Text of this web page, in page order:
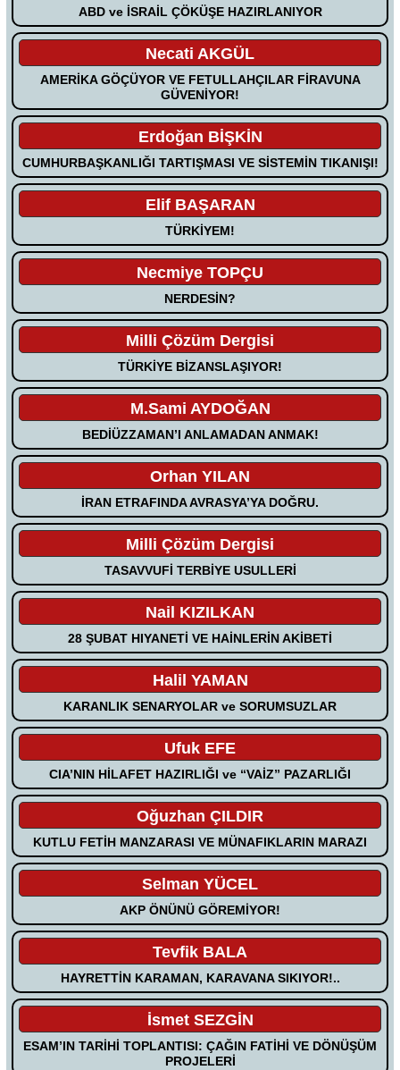
ABD ve İSRAİL ÇÖKÜŞE HAZIRLANIYOR
Necati AKGÜL
AMERİKA GÖÇÜYOR VE FETULLAHÇILAR FİRAVUNA
GÜVENİYOR!
Erdoğan BİŞKİN
CUMHURBAŞKANLIĞI TARTIŞMASI VE SİSTEMİN TIKANIŞI!
Elif BAŞARAN
TÜRKİYEM!
Necmiye TOPÇU
NERDESİN?
Milli Çözüm Dergisi
TÜRKİYE BİZANSLAŞIYOR!
M.Sami AYDOĞAN
BEDİÜZZAMAN’I ANLAMADAN ANMAK!
Orhan YILAN
İRAN ETRAFINDA AVRASYA’YA DOĞRU.
Milli Çözüm Dergisi
TASAVVUFİ TERBİYE USULLERİ
Nail KIZILKAN
28 ŞUBAT HIYANETİ VE HAİNLERİN AKİBETİ
Halil YAMAN
KARANLIK SENARYOLAR ve SORUMSUZLAR
Ufuk EFE
CIA’NIN HİLAFET HAZIRLIĞI ve “VAİZ” PAZARLIĞI
Oğuzhan ÇILDIR
KUTLU FETİH MANZARASI VE MÜNAFIKLARIN MARAZI
Selman YÜCEL
AKP ÖNÜNÜ GÖREMİYOR!
Tevfik BALA
HAYRETTİN KARAMAN, KARAVANA SIKIYOR!..
İsmet SEZGİN
ESAM’IN TARİHİ TOPLANTISI: ÇAĞIN FATİHİ VE DÖNÜŞÜM
PROJELERİ